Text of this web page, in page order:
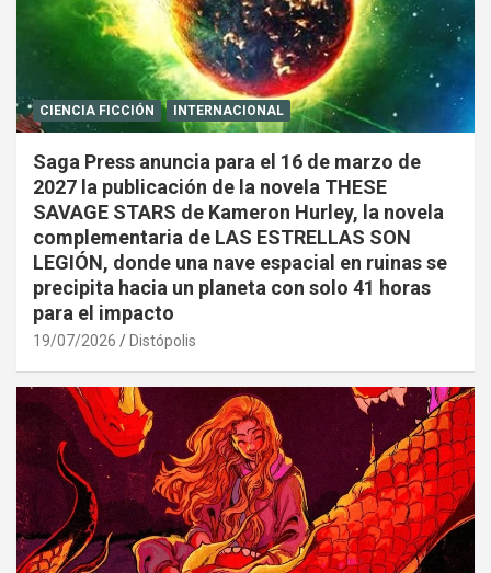
CIENCIA FICCIÓN INTERNACIONAL
Saga Press anuncia para el 16 de marzo de
2027 la publicación de la novela THESE
SAVAGE STARS de Kameron Hurley, la novela
complementaria de LAS ESTRELLAS SON
LEGIÓN, donde una nave espacial en ruinas se
precipita hacia un planeta con solo 41 horas
para el impacto
19/07/2026 Distópolis